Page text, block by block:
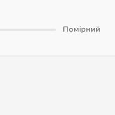
Помірний